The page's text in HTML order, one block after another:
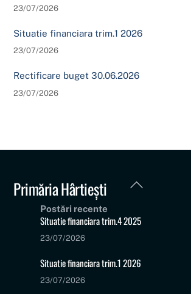
23/07/2026
Situatie financiara trim.1 2026
23/07/2026
Rectificare buget 30.06.2026
23/07/2026
Back
Primăria Hârtiești
Postări recente
Situatie financiara trim.4 2025
23/07/2026
Situatie financiara trim.1 2026
23/07/2026